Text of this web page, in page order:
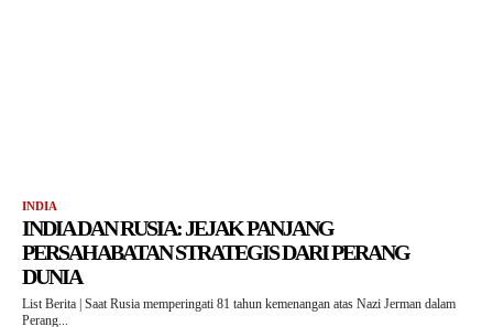
INDIA
INDIA DAN RUSIA: JEJAK PANJANG
PERSAHABATAN STRATEGIS DARI PERANG
DUNIA
List Berita | Saat Rusia memperingati 81 tahun kemenangan atas Nazi Jerman dalam
Perang...